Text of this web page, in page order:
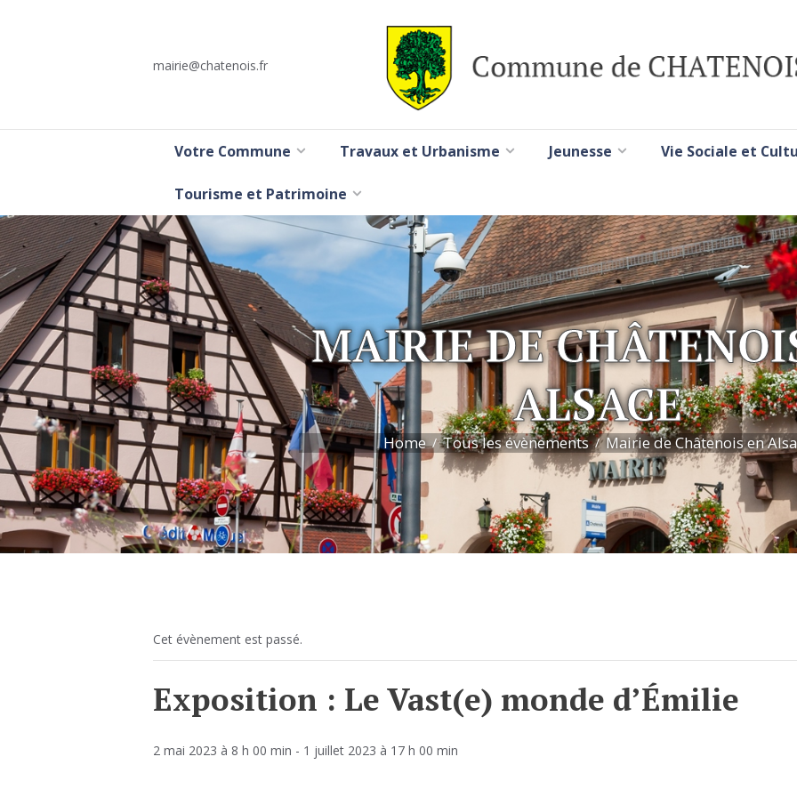
mairie@chatenois.fr
Votre Commune Travaux et Urbanisme Jeunesse Vie Sociale et
Tourisme et Patrimoine
MAIRIE DE
ALSACE
Home Tous les évènements Mairie de Châtenois en
Cet évènement est passé.
Exposition : Le Vast(e) monde d’Émilie
2 mai 2023 à 8 h 00 min - 1 juillet 2023 à 17 h 00 min